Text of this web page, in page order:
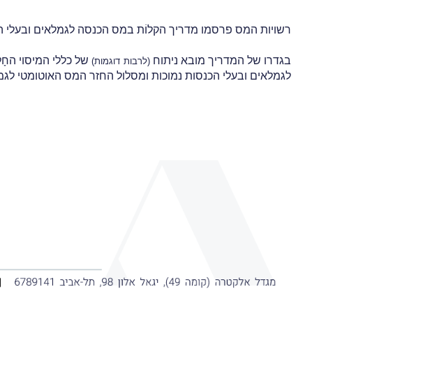
רשויות המס פרסמו מדריך הקלוֹת במס הכנסה לגמלאים ובעלי
בגדרו של המדריך מובא ניתוח(לרבות דוגמות)של כללי המיסוי
לגמלאים ובעלי הכנסות נמוכות ומסלול החזר המס האוטומטי